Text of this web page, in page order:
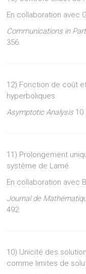
En collaboration avec
Communications in
356.
12) Fonction de coût
hyperboliques.
Asymptotic Analysis 10
11) Prolongement
système de Lamé.
En collaboration avec
Journal de
492.
10) Unicité des
comme limites de